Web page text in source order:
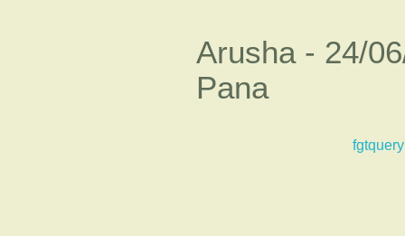
Arusha - 24/
Pana